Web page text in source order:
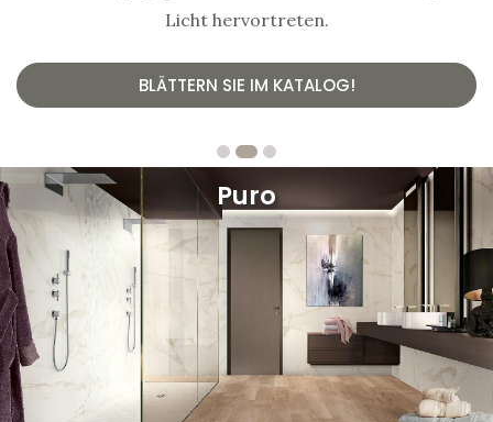
Licht hervortreten.
BLÄTTERN SIE IM KATALOG!
Puro